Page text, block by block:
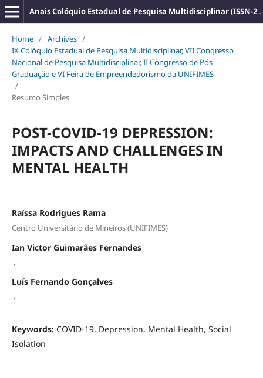
Anais Colóquio Estadual de Pesquisa Multidisciplinar (ISSN-2527-2500)
Home / Archives /
IX Colóquio Estadual de Pesquisa Multidisciplinar, VII Congresso
Nacional de Pesquisa Multidisciplinar, II Congresso de Pós-
Graduação e VI Feira de Empreendedorismo da UNIFIMES
/
Resumo Simples
POST-COVID-19 DEPRESSION:
IMPACTS AND CHALLENGES IN
MENTAL HEALTH
Raíssa Rodrigues Rama
Centro Universitário de Mineiros (UNIFIMES)
Ian Victor Guimarães Fernandes
,
Luís Fernando Gonçalves
,
Keywords: COVID-19, Depression, Mental Health, Social
Isolation